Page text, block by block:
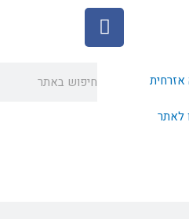
F
a
c
e
b אזרחית
לאתר